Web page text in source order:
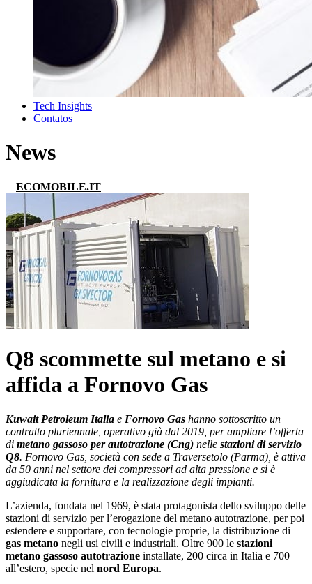
Tech Insights
Contatos
News
ECOMOBILE.IT
Q8 scommette sul metano e si
affida a Fornovo Gas
Kuwait Petroleum Italia e Fornovo Gas hanno sottoscritto un
contratto pluriennale, operativo già dal 2019, per ampliare l’offerta
di metano gassoso per autotrazione (Cng) nelle stazioni di servizio
Q8. Fornovo Gas, società con sede a Traversetolo (Parma), è attiva
da 50 anni nel settore dei compressori ad alta pressione e si è
aggiudicata la fornitura e la realizzazione degli impianti.
L’azienda, fondata nel 1969, è stata protagonista dello sviluppo delle
stazioni di servizio per l’erogazione del metano autotrazione, per poi
estendere e supportare, con tecnologie proprie, la distribuzione di
gas metano negli usi civili e industriali. Oltre 900 le stazioni
metano gassoso autotrazione installate, 200 circa in Italia e 700
all’estero, specie nel nord Europa.